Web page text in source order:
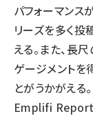
パフォーマンス
リーズを多く投
える。また、長
ゲージメントを
とがうかがえる。
Emplifi